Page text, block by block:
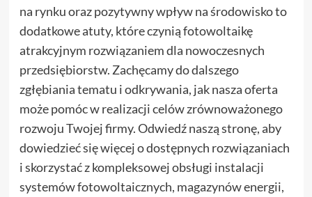
na rynku oraz pozytywny wpływ na środowisko to
dodatkowe atuty, które czynią fotowoltaikę
atrakcyjnym rozwiązaniem dla nowoczesnych
przedsiębiorstw. Zachęcamy do dalszego
zgłębiania tematu i odkrywania, jak nasza oferta
może pomóc w realizacji celów zrównoważonego
rozwoju Twojej firmy. Odwiedź naszą stronę, aby
dowiedzieć się więcej o dostępnych rozwiązaniach
i skorzystać z kompleksowej obsługi instalacji
systemów fotowoltaicznych, magazynów energii,